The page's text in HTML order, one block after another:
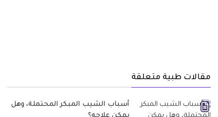
مقالات طبية متعلقة
أسباب الشيب المبكر المحتملة، وهل